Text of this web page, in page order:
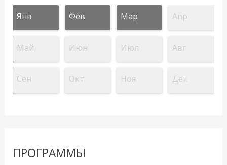
Янв Фев Мар Апр
Май Июн Июл Авг
Сен Окт Ноя Дек
ПРОГРАММЫ